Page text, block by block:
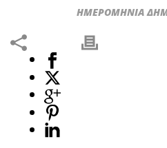
ΗΜΕΡΟΜΗΝΙΑ